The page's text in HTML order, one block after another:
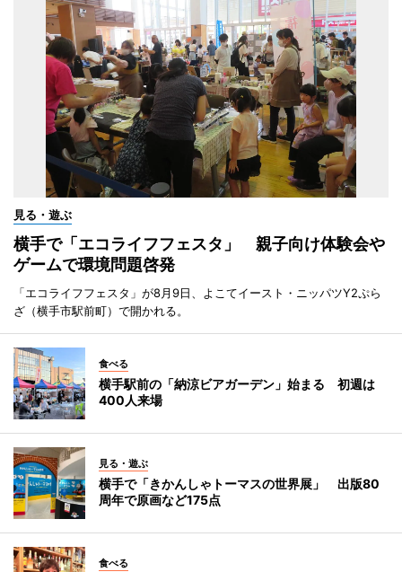
見る・遊ぶ
横手で「エコライフフェスタ」 親子向け体験会や
ゲームで環境問題啓発
「エコライフフェスタ」が8月9日、よこてイースト・ニッパツY2ぷら
ざ（横手市駅前町）で開かれる。
食べる
横手駅前の「納涼ビアガーデン」始まる 初週は
400人来場
見る・遊ぶ
横手で「きかんしゃトーマスの世界展」 出版80
周年で原画など175点
食べる